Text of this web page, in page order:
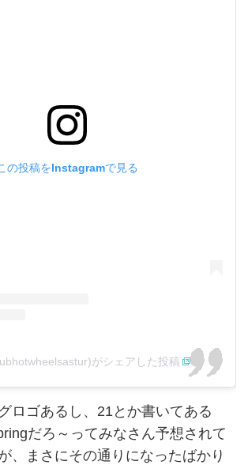
の投稿をInstagramで見る
がシェアした投稿
ロゴあるし、21とか書いてある
だろ～ってみなさん予想されて
、まさにその通りになったばかり